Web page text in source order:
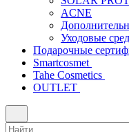
АCNE
Уходовые
Подарочные
Smartcosmet
Tahe Cosmetics
OUTLET